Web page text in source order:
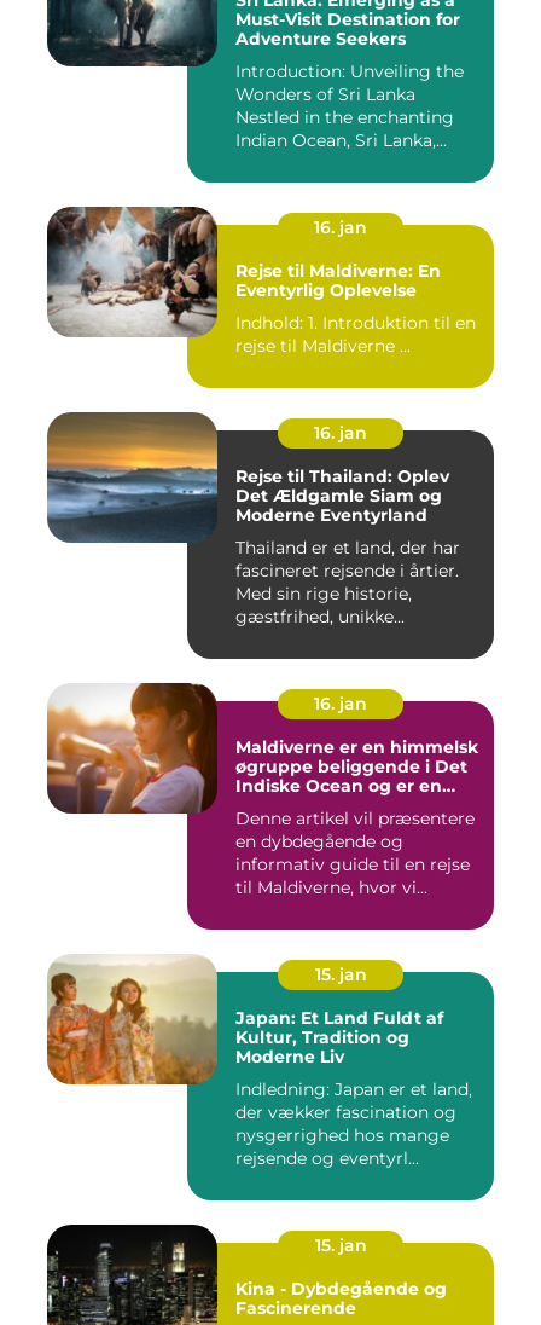
Must-Visit Destination for
Adventure Seekers
Introduction: Unveiling the
Wonders of Sri Lanka
Nestled in the enchanting
Indian Ocean, Sri Lanka,...
16. jan
Rejse til Maldiverne: En
Eventyrlig Oplevelse
Indhold: 1. Introduktion til en
rejse til Maldiverne ...
16. jan
Rejse til Thailand: Oplev
Det Ældgamle Siam og
Moderne Eventyrland
Thailand er et land, der har
fascineret rejsende i årtier.
Med sin rige historie,
gæstfrihed, unikke...
16. jan
Maldiverne er en himmelsk
øgruppe beliggende i Det
Indiske Ocean og er en
rejsende og eventyrlystne
Denne artikel vil præsentere
en dybdegående og
informativ guide til en rejse
til Maldiverne, hvor vi...
15. jan
Japan: Et Land Fuldt af
Kultur, Tradition og
Moderne Liv
Indledning: Japan er et land,
der vækker fascination og
nysgerrighed hos mange
rejsende og eventyrl...
15. jan
Kina - Dybdegående og
Fascinerende